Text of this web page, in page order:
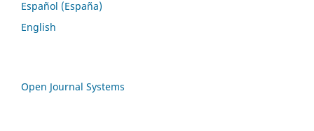
Español (España)
English
Open Journal Systems